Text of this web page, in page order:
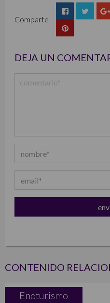
Comparte
DEJA UN
CONTENIDO
Enoturismo